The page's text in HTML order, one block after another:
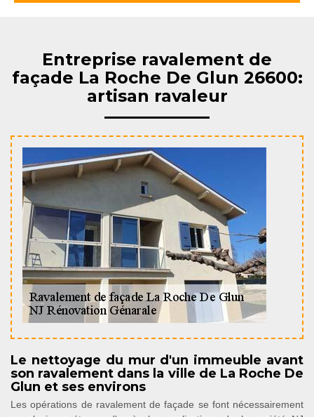
Entreprise ravalement de
façade La Roche De Glun 26600:
artisan ravaleur
Le nettoyage du mur d'un immeuble avant
son ravalement dans la ville de La Roche De
Glun et ses environs
Les opérations de ravalement de façade se font nécessairement